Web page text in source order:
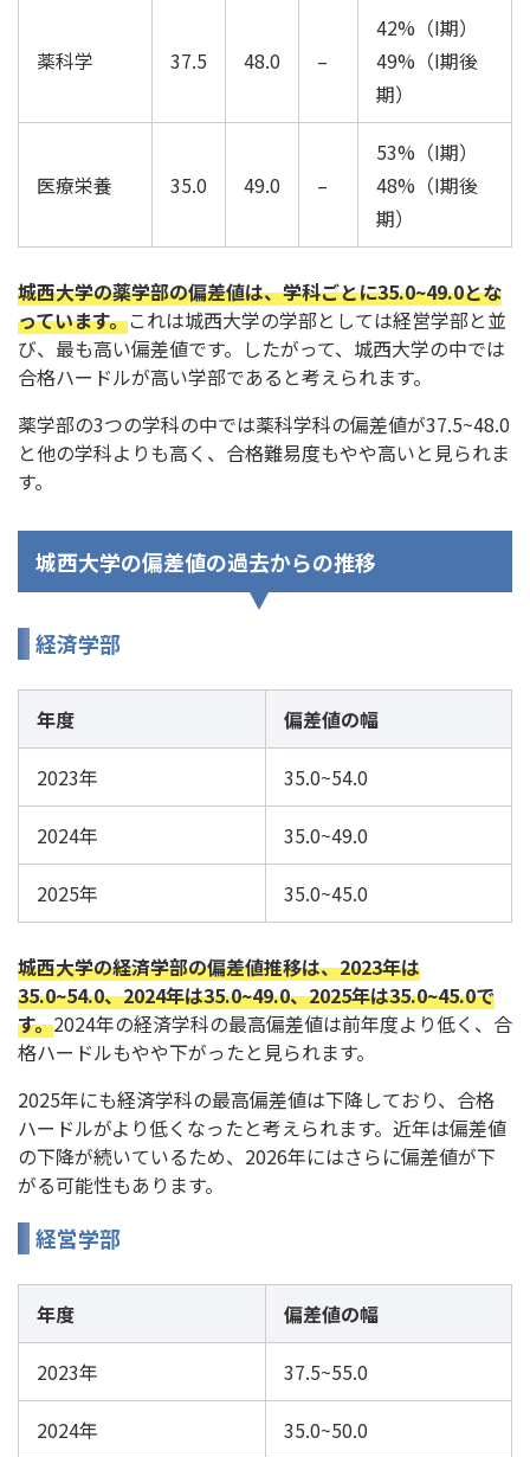
薬科学 37.5 48.0 –
42%（I期）
49%（I期後
期）
医療栄養 35.0 49.0 –
53%（I期）
48%（I期後
期）
城西大学の薬学部の偏差値は、学科ごとに35.0~49.0とな
っています。これは城西大学の学部としては経営学部と並
び、最も高い偏差値です。したがって、城西大学の中では
合格ハードルが高い学部であると考えられます。
薬学部の3つの学科の中では薬科学科の偏差値が37.5~48.0
と他の学科よりも高く、合格難易度もやや高いと見られま
す。
城西大学の偏差値の過去からの推移
経済学部
年度 偏差値の幅
2023年 35.0~54.0
2024年 35.0~49.0
2025年 35.0~45.0
城西大学の経済学部の偏差値推移は、2023年は
35.0~54.0、2024年は35.0~49.0、2025年は35.0~45.0で
す。2024年の経済学科の最高偏差値は前年度より低く、合
格ハードルもやや下がったと見られます。
2025年にも経済学科の最高偏差値は下降しており、合格
ハードルがより低くなったと考えられます。近年は偏差値
の下降が続いているため、2026年にはさらに偏差値が下
がる可能性もあります。
経営学部
年度 偏差値の幅
2023年 37.5~55.0
2024年 35.0~50.0